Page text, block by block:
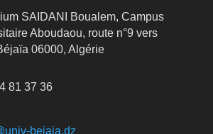
SAIDANI Boualem, Campus
Aboudaou, route n°9 vers
06000, Algérie
81 37 36
bejaia.dz